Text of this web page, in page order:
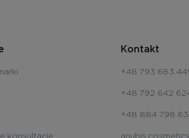
konsultacje
Kontakt
+48 793 683
+48 792 642
+48 884 798